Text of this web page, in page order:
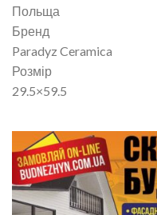
Польща
Бренд
Paradyz Ceramica
Розмір
29.5×59.5